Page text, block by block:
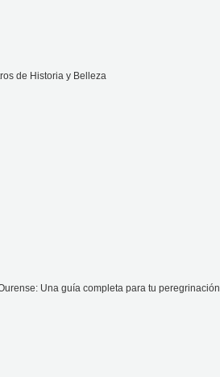
de Historia y Belleza
Una guía completa para tu peregrinación